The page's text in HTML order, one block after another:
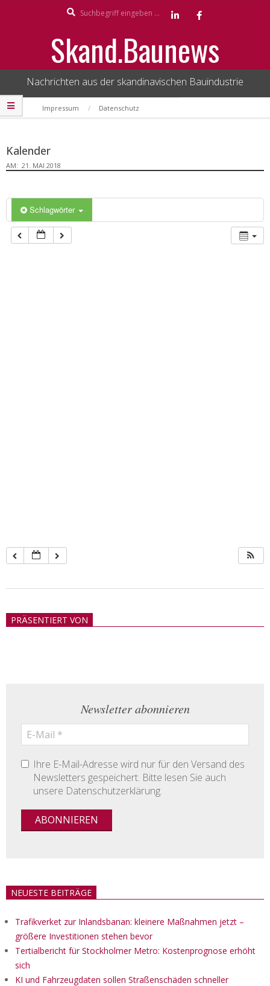
Skand.Baunews
Nachrichten aus der skandinavischen Bauindustrie
Secondary
Navigation
Impressum Datenschutz
Kalender
AM: 21. MAI 2018
Schlagwörter
21
PRÄSENTIERT VON
Newsletter abonnieren
Ihre E-Mail-Adresse wird nur für den Versand des
Newsletters gespeichert. Bitte lesen Sie auch
unsere Datenschutzerklärung.
NEUESTE BEITRÄGE
Trafikverket zur Inlandsbanan: kleinere Maßnahmen jetzt –
größere Investitionen stehen bevor
Tertialbericht für Stockholmer Metro: Kostenprognose erhöht
sich
KI und Fahrzeugdaten sollen Straßenschäden schneller